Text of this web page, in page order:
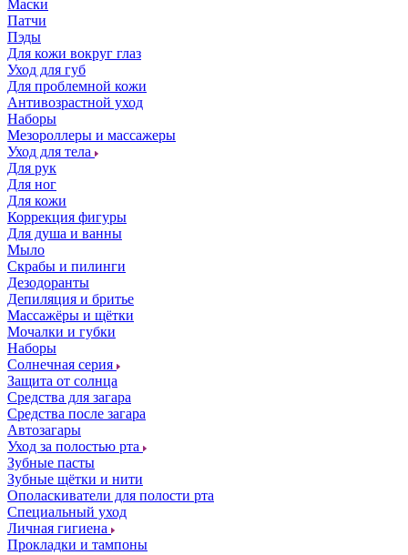
Маски
Патчи
Пэды
Для кожи вокруг глаз
Уход для губ
Для проблемной кожи
Антивозрастной уход
Наборы
Мезороллеры и массажеры
Уход для тела
Для рук
Для ног
Для кожи
Коррекция фигуры
Для душа и ванны
Мыло
Скрабы и пилинги
Дезодоранты
Депиляция и бритье
Массажёры и щётки
Мочалки и губки
Наборы
Солнечная серия
Защита от солнца
Средства для загара
Средства после загара
Автозагары
Уход за полостью рта
Зубные пасты
Зубные щётки и нити
Ополаскиватели для полости рта
Специальный уход
Личная гигиена
Прокладки и тампоны